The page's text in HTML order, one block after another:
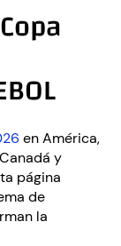
en América,
y
página
de
la